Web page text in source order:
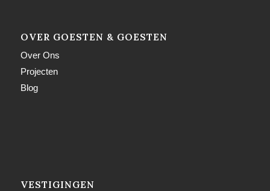
OVER GOESTEN & GOESTEN
Over Ons
Projecten
Blog
VESTIGINGEN